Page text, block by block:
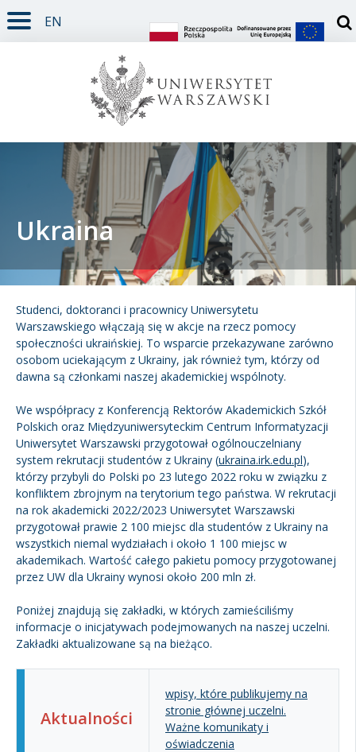
TREŚĆ STRONY
MENU GŁÓWNE
WYSZUKIWARKA
SOCIAL MEDIA
STOPKA STRONY
EN
Student
Doktorant
Pracownik
Kandydat
Absolwent
Ukraina
Studenci, doktoranci i pracownicy Uniwersytetu
Warszawskiego włączają się w akcje na rzecz pomocy
społeczności ukraińskiej. To wsparcie przekazywane zarówno
osobom uciekającym z Ukrainy, jak również tym, którzy od
dawna są członkami naszej akademickiej wspólnoty.
We współpracy z Konferencją Rektorów Akademickich Szkół
Polskich oraz Międzyuniwersyteckim Centrum Informatyzacji
Uniwersytet Warszawski przygotował ogólnouczelniany
system rekrutacji studentów z Ukrainy (ukraina.irk.edu.pl),
którzy przybyli do Polski po 23 lutego 2022 roku w związku z
konfliktem zbrojnym na terytorium tego państwa. W rekrutacji
na rok akademicki 2022/2023 Uniwersytet Warszawski
przygotował prawie 2 100 miejsc dla studentów z Ukrainy na
wszystkich niemal wydziałach i około 1 100 miejsc w
akademikach. Wartość całego pakietu pomocy przygotowanej
przez UW dla Ukrainy wynosi około 200 mln zł.
Poniżej znajdują się zakładki, w których zamieściliśmy
informacje o inicjatywach podejmowanych na naszej uczelni.
Zakładki aktualizowane są na bieżąco.
Aktualności
wpisy, które publikujemy na
stronie głównej uczelni.
Ważne komunikaty i
oświadczenia